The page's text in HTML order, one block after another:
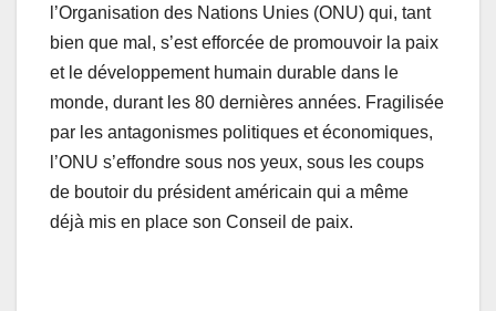
l’Organisation des Nations Unies (ONU) qui, tant
bien que mal, s’est efforcée de promouvoir la paix
et le développement humain durable dans le
monde, durant les 80 dernières années. Fragilisée
par les antagonismes politiques et économiques,
l’ONU s’effondre sous nos yeux, sous les coups
de boutoir du président américain qui a même
déjà mis en place son Conseil de paix.